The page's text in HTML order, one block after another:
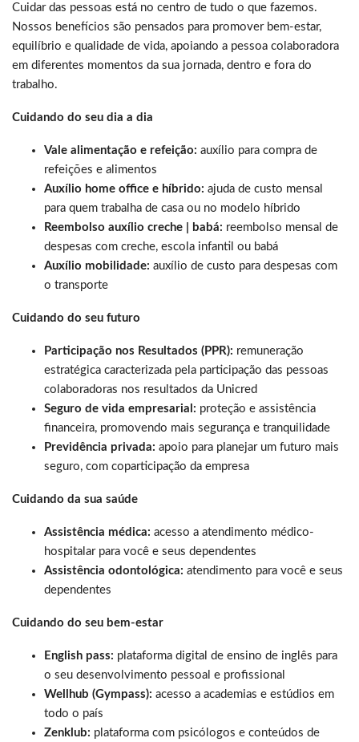
Cuidar das pessoas está no centro de tudo o que fazemos.
Nossos benefícios são pensados para promover bem-estar,
equilíbrio e qualidade de vida, apoiando a pessoa colaboradora
em diferentes momentos da sua jornada, dentro e fora do
trabalho.
Cuidando do seu dia a dia
Vale alimentação e refeição: auxílio para compra de
refeições e alimentos
Auxílio home office e híbrido: ajuda de custo mensal
para quem trabalha de casa ou no modelo híbrido
Reembolso auxílio creche | babá: reembolso mensal de
despesas com creche, escola infantil ou babá
Auxílio mobilidade: auxílio de custo para despesas com
o transporte
Cuidando do seu futuro
Participação nos Resultados (PPR): remuneração
estratégica caracterizada pela participação das pessoas
colaboradoras nos resultados da Unicred
Seguro de vida empresarial: proteção e assistência
financeira, promovendo mais segurança e tranquilidade
Previdência privada: apoio para planejar um futuro mais
seguro, com coparticipação da empresa
Cuidando da sua saúde
Assistência médica: acesso a atendimento médico-
hospitalar para você e seus dependentes
Assistência odontológica: atendimento para você e seus
dependentes
Cuidando do seu bem-estar
English pass: plataforma digital de ensino de inglês para
o seu desenvolvimento pessoal e profissional
Wellhub (Gympass): acesso a academias e estúdios em
todo o país
Zenklub: plataforma com psicólogos e conteúdos de